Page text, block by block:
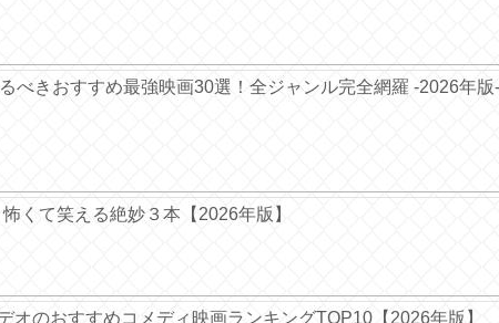
べきおすすめ最強映画30選！全ジャンル完全網羅 -2026年版-
くて笑える絶妙３本【2026年版】
オのおすすめコメディ映画ランキングTOP10【2026年版】